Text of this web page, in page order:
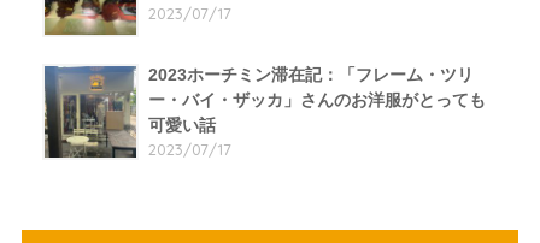
2023/07/17
2023ホーチミン滞在記：「フレーム・ツリ
ー・バイ・ザッカ」さんのお洋服がとっても
可愛い話
2023/07/17